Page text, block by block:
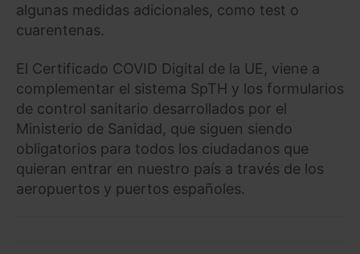
algunas medidas adicionales, como test o
cuarentenas.
El Certificado COVID Digital de la UE, viene a
complementar el sistema SpTH y los formularios
de control sanitario desarrollados por el
Ministerio de Sanidad, que siguen siendo
obligatorios para todos los ciudadanos que
quieran entrar en nuestro país a través de los
aeropuertos y puertos españoles.